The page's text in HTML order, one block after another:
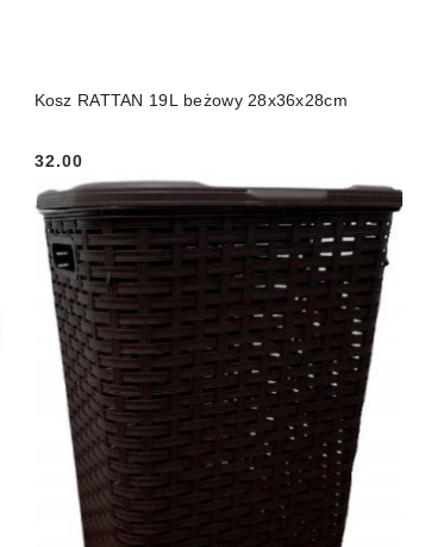
Kosz RATTAN 19L beżowy 28x36x28cm
Cena:
32.00
DO KOSZYKA